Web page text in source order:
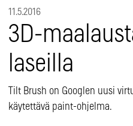
11.5.2016
3D-
laseilla
Tilt Brush on Googlen uusi
käytettävä paint-ohjelma.